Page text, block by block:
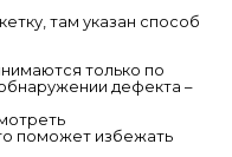
там указан способ
только по
дефекта –
поможет избежать